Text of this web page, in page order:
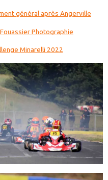
général après Angerville
Photographie
Minarelli 2022